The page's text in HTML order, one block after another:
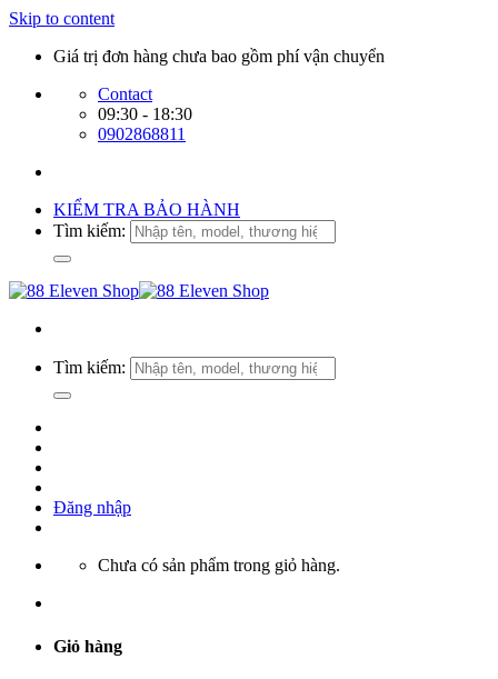
Skip to content
Giá trị đơn hàng chưa bao gồm phí vận chuyển
Contact
09:30 - 18:30
0902868811
KIỂM TRA BẢO HÀNH
Tìm kiếm:
Tìm kiếm:
Đăng nhập
Chưa có sản phẩm trong giỏ hàng.
Giỏ hàng